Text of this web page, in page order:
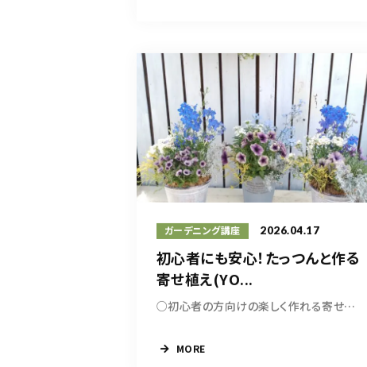
ガーデニング講座 2026.04.17
初心者にも安心！たっつんと作る
寄せ植え(YO...
○初心者の方向けの楽しく作れる寄せ植え講座の皆...
MORE